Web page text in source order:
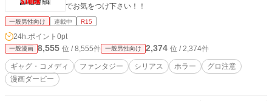
でお気をつけ下さい！！
一般男性向け 連載中 R15
24h.ポイント 0pt
一般漫画 8,555 位 / 8,555件 一般男性向け 2,374 位 / 2,374件
ギャグ・コメディ ファンタジー シリアス ホラー
グロ注意
漫画ダービー